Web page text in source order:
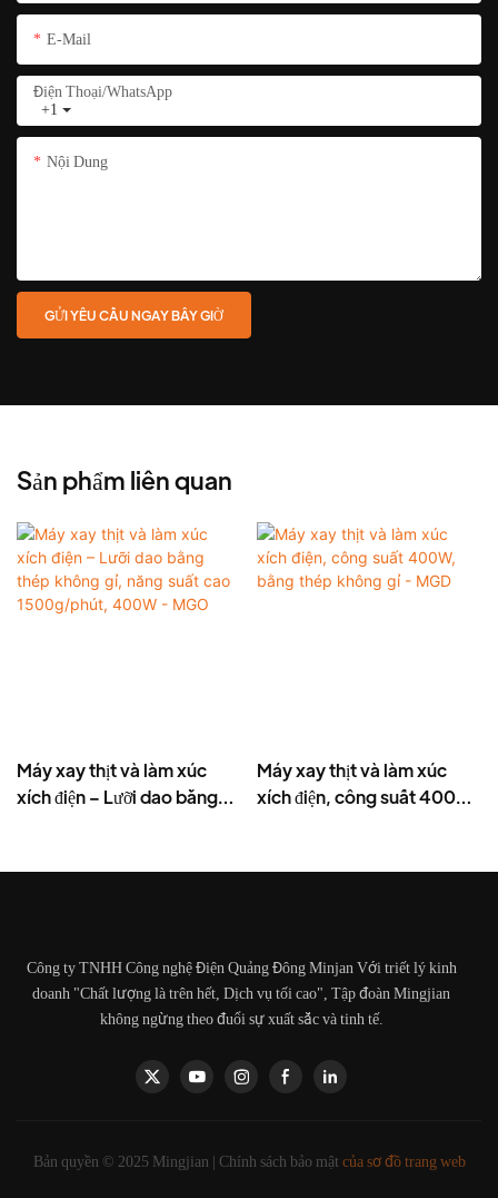
E-Mail
+1
Điện Thoại/whatsApp
Nội Dung
GỬI YÊU CẦU NGAY BÂY GIỜ
Sản phẩm liên quan
Máy xay thịt và làm xúc
xích điện – Lưỡi dao bằng
MGO
Máy xay thịt và làm xúc
xích điện, công suất 400W,
Công ty TNHH Công nghệ Điện Quảng Đông Minjan Với triết lý kinh
doanh "Chất lượng là trên hết, Dịch vụ tối cao", Tập đoàn Mingjian
không ngừng theo đuổi sự xuất sắc và tinh tế.
Bản quyền © 2025 Mingjian | Chính sách bảo mật của sơ đồ trang web